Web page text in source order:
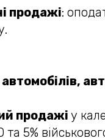
продажі:
продажі у
5%